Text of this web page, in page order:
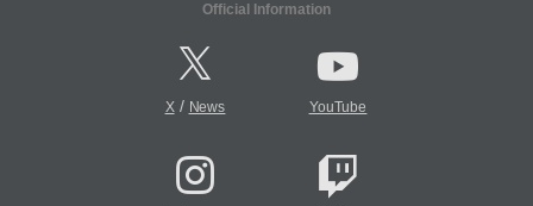
Official Information
X/ News YouTube